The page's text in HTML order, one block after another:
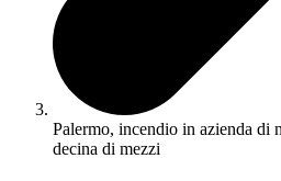
Palermo, incendio in azienda di
decina di mezzi